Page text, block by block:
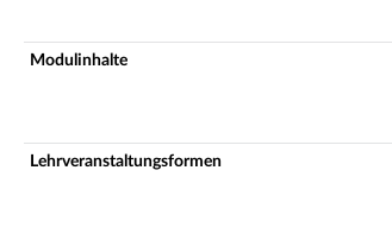
Modulinhalte
Lehrveranstaltungsformen